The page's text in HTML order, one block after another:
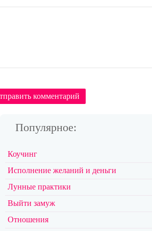
комментарий
Популярное:
Коучинг
Исполнение желаний и деньги
Лунные практики
Выйти замуж
Отношения